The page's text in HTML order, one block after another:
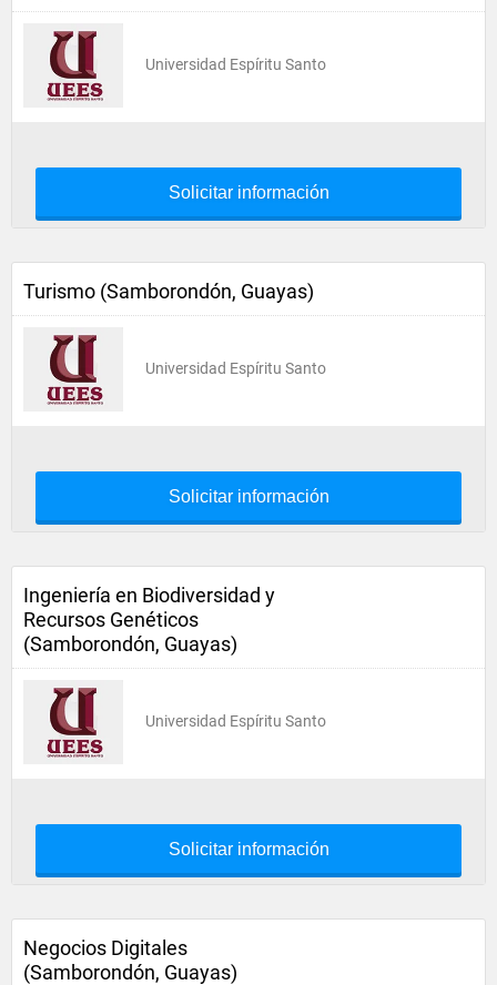
Universidad Espíritu Santo
Solicitar información
Turismo (Samborondón, Guayas)
Universidad Espíritu Santo
Solicitar información
Ingeniería en Biodiversidad y
Recursos Genéticos
(Samborondón, Guayas)
Universidad Espíritu Santo
Solicitar información
Negocios Digitales
(Samborondón, Guayas)